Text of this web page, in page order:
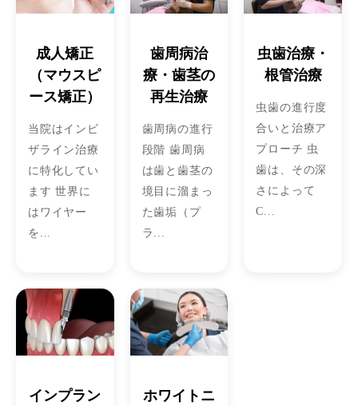
成人矯正
（マウスピ
ース矯正）
当院はインビ
ザライン治療
に特化してい
ます 世界に
はワイヤー
を...
歯周病治
療・歯茎の
再生治療
歯周病の進行
段階 歯周病
は歯と歯茎の
境目に溜まっ
た歯垢（プ
ラ...
虫歯治療・
根管治療
虫歯の進行度
合いと治療ア
プローチ 虫
歯は、その深
さによって
C...
インプラン ホワイトニ